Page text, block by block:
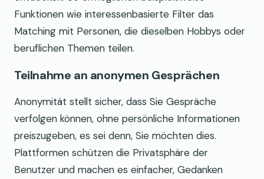
Funktionen wie interessenbasierte Filter das
Matching mit Personen, die dieselben Hobbys oder
beruflichen Themen teilen.
Teilnahme an anonymen Gesprächen
Anonymität stellt sicher, dass Sie Gespräche
verfolgen können, ohne persönliche Informationen
preiszugeben, es sei denn, Sie möchten dies.
Plattformen schützen die Privatsphäre der
Benutzer und machen es einfacher, Gedanken